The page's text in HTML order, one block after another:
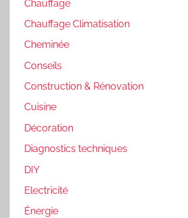
Chauffage
Chauffage Climatisation
Cheminée
Conseils
Construction & Rénovation
Cuisine
Décoration
Diagnostics techniques
DIY
Electricité
Énergie